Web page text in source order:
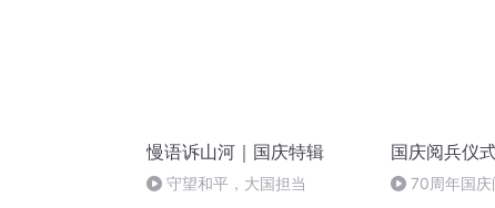
慢语诉山河｜国庆特辑
守望和平，大国担当
国庆阅兵仪
70周年国庆